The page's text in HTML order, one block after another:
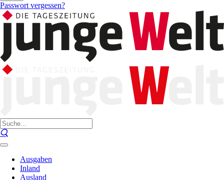
Passwort vergessen?
Ausgaben
Inland
Ausland